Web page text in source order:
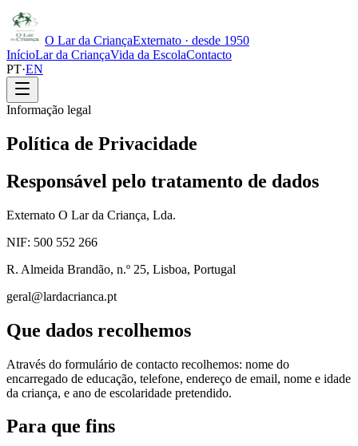
O Lar da CriançaExternato · desde 1950
InícioLar da CriançaVida da EscolaContacto
PT·EN
Informação legal
Política de Privacidade
Responsável pelo tratamento de dados
Externato O Lar da Criança, Lda.
NIF: 500 552 266
R. Almeida Brandão, n.º 25, Lisboa, Portugal
geral@lardacrianca.pt
Que dados recolhemos
Através do formulário de contacto recolhemos: nome do
encarregado de educação, telefone, endereço de email, nome e idade
da criança, e ano de escolaridade pretendido.
Para que fins